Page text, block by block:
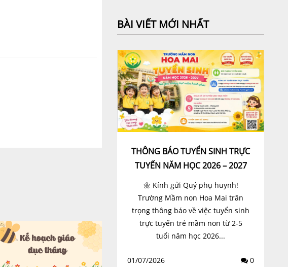
BÀI VIẾT MỚI NHẤT
THÔNG BÁO TUYỂN SINH TRỰC
TUYẾN NĂM HỌC 2026 – 2027
🌼 Kính gửi Quý phụ huynh!
Trường Mầm non Hoa Mai trân
trọng thông báo về việc tuyển sinh
trực tuyến trẻ mầm non từ 2-5
tuổi năm học 2026...
01/07/2026 0